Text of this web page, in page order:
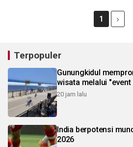
1
Terpopuler
Gunungkidul
wisata melalui
20 jam lalu
India berpotensi
2026